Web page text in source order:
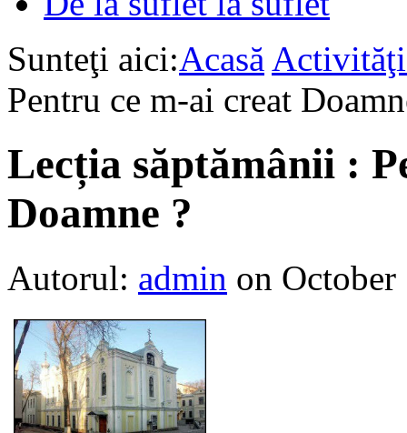
Sunteţi aici:Acasă
Pentru ce m-ai creat
Lecția săptămânii :
Doamne ?
Autorul: admin on October